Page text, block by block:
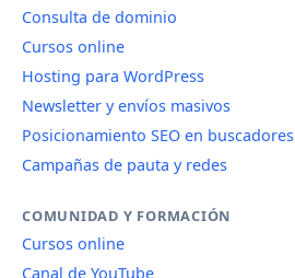
Consulta de dominio
Cursos online
Hosting para WordPress
Newsletter y envíos masivos
Posicionamiento SEO en buscadores
Campañas de pauta y redes
COMUNIDAD Y FORMACIÓN
Cursos online
Canal de YouTube